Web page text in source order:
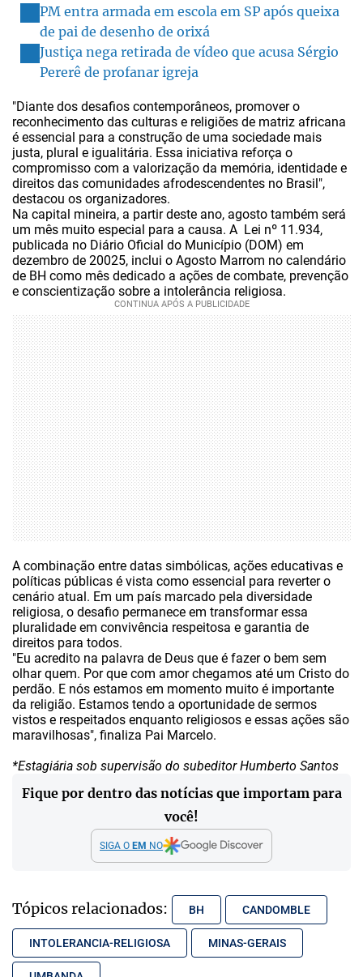
PM entra armada em escola em SP após queixa
de pai de desenho de orixá
Justiça nega retirada de vídeo que acusa Sérgio
Pererê de profanar igreja
"Diante dos desafios contemporâneos, promover o
reconhecimento das culturas e religiões de matriz africana
é essencial para a construção de uma sociedade mais
justa, plural e igualitária. Essa iniciativa reforça o
compromisso com a valorização da memória, identidade e
direitos das comunidades afrodescendentes no Brasil",
destacou os organizadores.
Na capital mineira, a partir deste ano, agosto também será
um mês muito especial para a causa. A Lei nº 11.934,
publicada no Diário Oficial do Município (DOM) em
dezembro de 20025, inclui o Agosto Marrom no calendário
de BH como mês dedicado a ações de combate, prevenção
e conscientização sobre a intolerância religiosa.
A combinação entre datas simbólicas, ações educativas e
políticas públicas é vista como essencial para reverter o
cenário atual. Em um país marcado pela diversidade
religiosa, o desafio permanece em transformar essa
pluralidade em convivência respeitosa e garantia de
direitos para todos.
"Eu acredito na palavra de Deus que é fazer o bem sem
olhar quem. Por que com amor chegamos até um Cristo do
perdão. E nós estamos em momento muito é importante
da religião. Estamos tendo a oportunidade de sermos
vistos e respeitados enquanto religiosos e essas ações são
maravilhosas", finaliza Pai Marcelo.
*Estagiária sob supervisão do subeditor Humberto Santos
Fique por dentro das notícias que importam para
você!
SIGA O EM NO
Tópicos relacionados: BH CANDOMBLE
INTOLERANCIA-RELIGIOSA MINAS-GERAIS